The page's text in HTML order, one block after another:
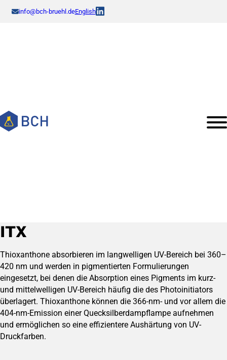
info@bch-bruehl.deEnglish
ITX
Thioxanthone absorbieren im langwelligen UV-Bereich bei 360–
420 nm und werden in pigmentierten Formulierungen
eingesetzt, bei denen die Absorption eines Pigments im kurz-
und mittelwelligen UV-Bereich häufig die des Photoinitiators
überlagert. Thioxanthone können die 366-nm- und vor allem die
404-nm-Emission einer Quecksilberdampflampe aufnehmen
und ermöglichen so eine effizientere Aushärtung von UV-
Druckfarben.